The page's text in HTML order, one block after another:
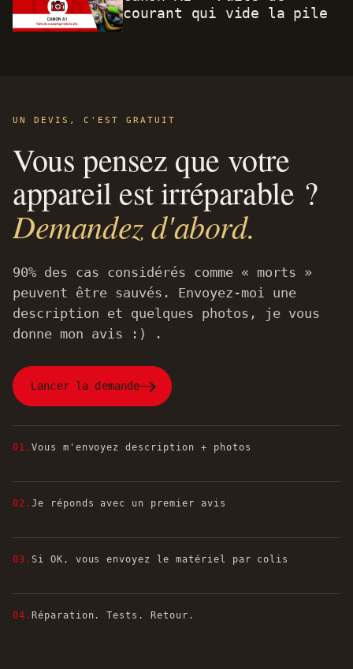
courant qui vide la pile
UN DEVIS, C'EST GRATUIT
Vous pensez que votre
appareil est irréparable ?
Demandez d'abord.
90% des cas considérés comme « morts »
peuvent être sauvés. Envoyez-moi une
description et quelques photos, je vous
donne mon avis :) .
Lancer la demande
01. Vous m'envoyez description + photos
02. Je réponds avec un premier avis
03. Si OK, vous envoyez le matériel par colis
04. Réparation. Tests. Retour.